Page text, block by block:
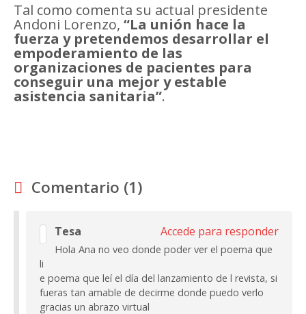
Tal como comenta su actual presidente
Andoni Lorenzo, “La unión hace la
fuerza y pretendemos desarrollar el
empoderamiento de las
organizaciones de pacientes para
conseguir una mejor y estable
asistencia sanitaria”.
Comentario (1)
Tesa Accede para responder
Hola Ana no veo donde poder ver el poema que
li
e poema que leí el día del lanzamiento de l revista, si
fueras tan amable de decirme donde puedo verlo
gracias un abrazo virtual